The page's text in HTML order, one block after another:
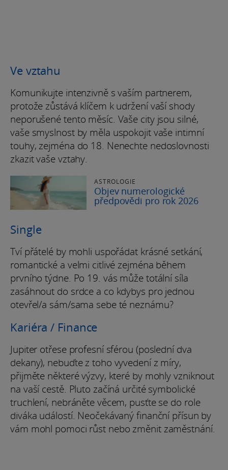
Ve vztahu
Komunikujte intenzivně s vaším partnerem,
protože zůstává klíčem k udržení vaší shody
neporušené tento měsíc. Vaše city jsou silné,
vaše smyslnost by měla uspokojit vaše intimní
touhy, zejména do 18. Nenechte nedoslovnosti
zkazit vaše vztahy.
ASTROLOGIE
Objev numerologické
předpovědi pro rok 2026
Single
Tví přátelé by mohli uspořádat krásné setkání,
romantické a velmi citlivé zejména během
prvního týdne. Po 19. vás může totální síla
zasáhnout do srdce a co kdybys pro jednou
otevřel/a sám/sama sebe té neznámu?
Kariéra / Finance
Jupiter otřese profesní sférou (poslední dva
dekany), nebuďte z toho vyvedení z míry,
přijměte některé výzvy, které by mohly vzniknout
na vaší cestě. Pluto začíná určité symbolické
truchlení, nebráněte věcem, pusťte se do role
diváka událostí. Neočekávaný finanční přísun by
vám mohl pomoci růst nebo změnit zaměstnání.